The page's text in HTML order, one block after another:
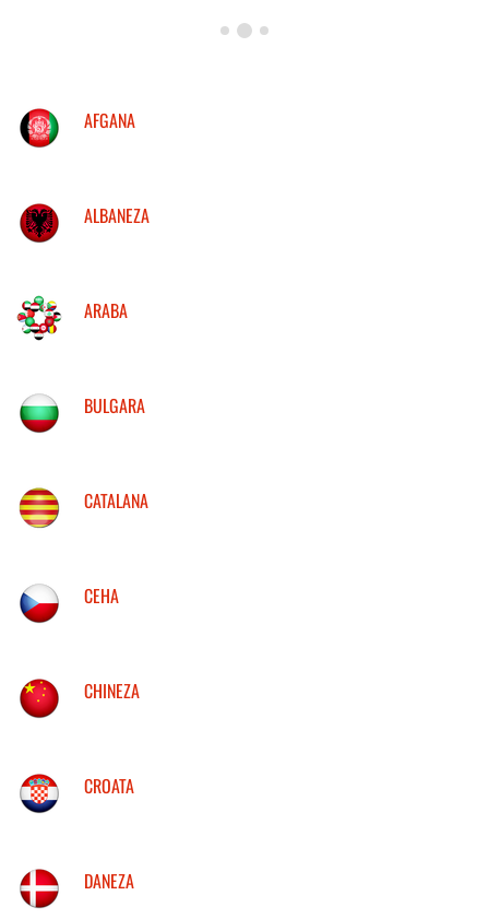
AFGANA
ALBANEZA
ARABA
BULGARA
CATALANA
CEHA
CHINEZA
CROATA
DANEZA